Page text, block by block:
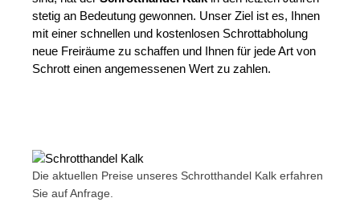
stetig an Bedeutung gewonnen. Unser Ziel ist es, Ihnen
mit einer schnellen und kostenlosen Schrottabholung
neue Freiräume zu schaffen und Ihnen für jede Art von
Schrott einen angemessenen Wert zu zahlen.
Die aktuellen Preise unseres Schrotthandel Kalk erfahren
Sie auf Anfrage.